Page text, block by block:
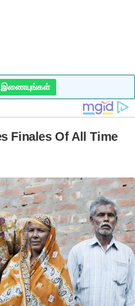
இணையுங்கள்